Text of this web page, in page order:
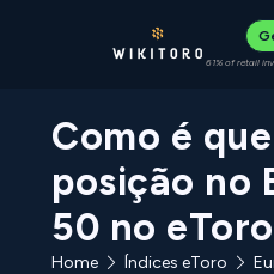
61% of retail
Como é
posição no
50 no
Home Índices eToro